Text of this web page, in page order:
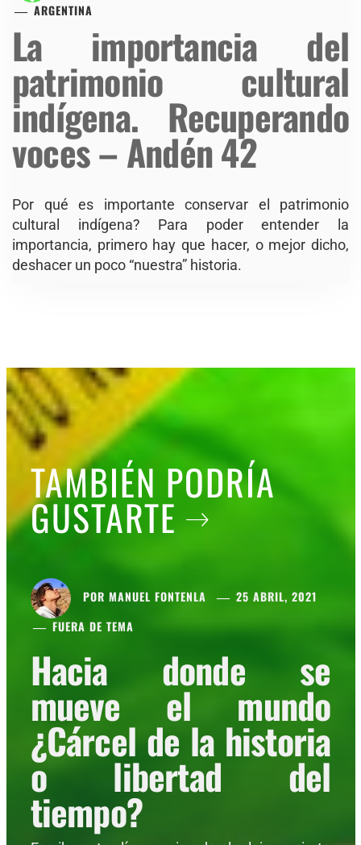
ARGENTINA
La importancia del
patrimonio cultural
indígena. Recuperando
voces – Andén 42
Por qué es importante conservar el patrimonio
cultural indígena? Para poder entender la
importancia, primero hay que hacer, o mejor dicho,
deshacer un poco “nuestra” historia.
TAMBIÉN PODRÍA
GUSTARTE
POR MANUEL FONTENLA
25 ABRIL, 2021
FUERA DE TEMA
Hacia donde se
mueve el mundo
¿Cárcel de la historia
o libertad del
tiempo?